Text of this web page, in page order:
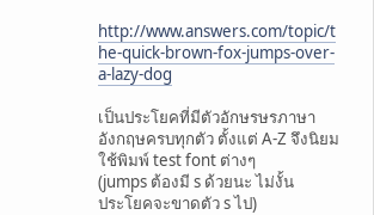
http://www.answers.com/topic/t
he-quick-brown-fox-jumps-over-
a-lazy-dog
เป็นประโยคที่มีตัวอักษรษรภาษา
อังกฤษครบทุกตัว ตั้งแต่ A-Z จึงนิยม
ใช้พิมพ์ test font ต่างๆ
(jumps ต้องมี s ด้วยนะ ไม่งั้น
ประโยคจะขาดตัว s ไป)